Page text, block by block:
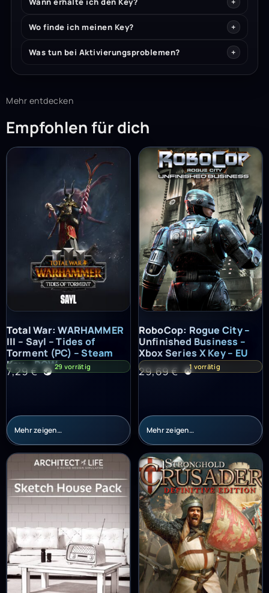
Wo finde ich meinen Key?
Was tun bei Aktivierungsproblemen?
Mehr entdecken
Empfohlen für dich
Total War: WARHAMMER III – Sayl – Tides of Torment (PC) –
Total War: WARHAMMER
III – Sayl – Tides of
Torment (PC) – Steam
Key – ROW
7,29€ 29 vorrätig
Mehr zeigen…
RoboCop: Rogue City –
RoboCop: Rogue City –
Unfinished Business –
Xbox Series X Key – EU
29,69€ 1 vorrätig
Mehr zeigen…